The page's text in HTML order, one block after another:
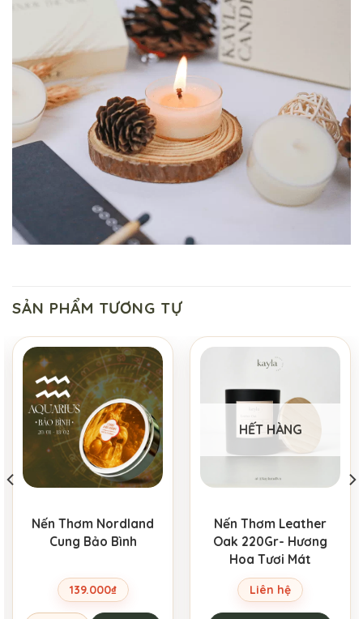
SẢN PHẨM TƯƠNG TỰ
Nến Thơm Nordland
Cung Bảo Bình
139.000₫
HẾT HÀNG
Nến Thơm Leather
Oak 220Gr- Hương
Hoa Tươi Mát
Liên hệ